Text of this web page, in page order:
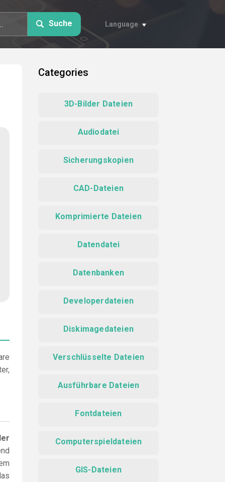
Suche Language
Categories
3D-Bilder Dateien
Audiodatei
Sicherungskopien
CAD-Dateien
Komprimierte Dateien
Datendatei
Datenbanken
Developerdateien
Diskimagedateien
Verschlüsselte Dateien
Ausführbare Dateien
Fontdateien
Computerspieldateien
GIS-Dateien